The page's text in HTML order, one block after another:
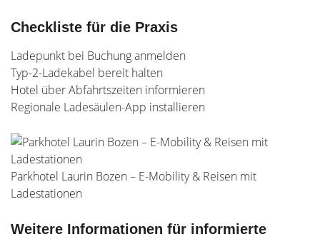
Checkliste für die Praxis
Ladepunkt bei Buchung anmelden
Typ-2-Ladekabel bereit halten
Hotel über Abfahrtszeiten informieren
Regionale Ladesäulen-App installieren
Parkhotel Laurin Bozen – E-Mobility & Reisen mit
Ladestationen
Weitere Informationen für informierte